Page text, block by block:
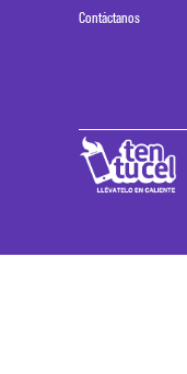
Contáctanos